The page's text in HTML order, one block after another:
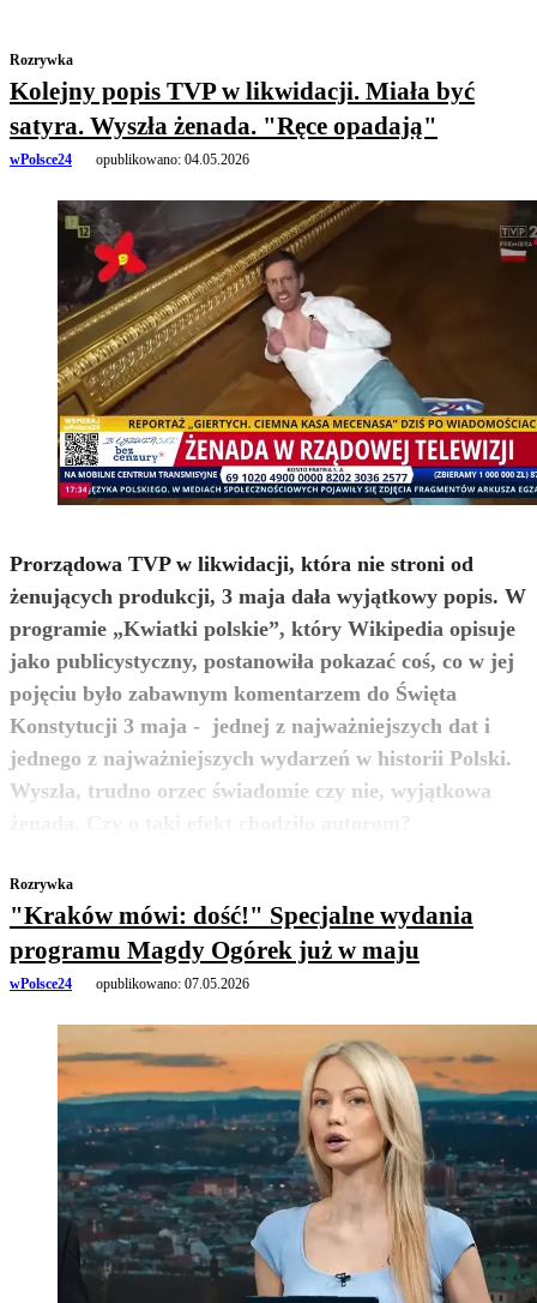
Rozrywka
Kolejny popis TVP w likwidacji. Miała być
satyra. Wyszła żenada. "Ręce opadają"
wPolsce24 opublikowano: 04.05.2026
Prorządowa TVP w likwidacji, która nie stroni od
żenujących produkcji, 3 maja dała wyjątkowy popis. W
programie „Kwiatki polskie”, który Wikipedia opisuje
jako publicystyczny, postanowiła pokazać coś, co w jej
pojęciu było zabawnym komentarzem do Święta
Konstytucji 3 maja - jednej z najważniejszych dat i
jednego z najważniejszych wydarzeń w historii Polski.
Wyszła, trudno orzec świadomie czy nie, wyjątkowa
zobacz więcej
Rozrywka
"Kraków mówi: dość!" Specjalne wydania
programu Magdy Ogórek już w maju
wPolsce24 opublikowano: 07.05.2026